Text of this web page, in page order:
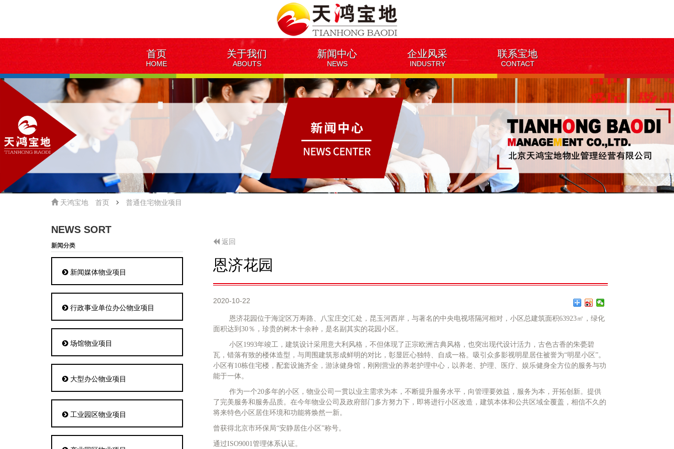
首页
HOME
关于我们
ABOUTS
新闻中心
NEWS
企业风采
INDUSTRY
联系宝地
CONTACT
天鸿宝地 首页 普通住宅物业项目
NEWS SORT
新闻分类
新闻媒体物业项目
行政事业单位办公物业项目
场馆物业项目
大型办公物业项目
工业园区物业项目
返回
恩济花园
2020-10-22
恩济花园位于海淀区万寿路、八宝庄交汇处，昆玉河西岸，与著名的中央电视塔隔河相对，小区总建筑面积63923㎡，绿化
面积达到30％，珍贵的树木十余种，是名副其实的花园小区。
小区1993年竣工，建筑设计采用意大利风格，不但体现了正宗欧洲古典风格，也突出现代设计活力，古色古香的朱甍碧
瓦，错落有致的楼体造型，与周围建筑形成鲜明的对比，彰显匠心独特、自成一格。吸引众多影视明星居住被誉为“明星小区”。
小区有10栋住宅楼，配套设施齐全，游泳健身馆，刚刚营业的养老护理中心，以养老、护理、医疗、娱乐健身全方位的服务与功
能于一体。
作为一个20多年的小区，物业公司一贯以业主需求为本，不断提升服务水平，向管理要效益，服务为本，开拓创新。提供
了完美服务和服务品质。在今年物业公司及政府部门多方努力下，即将进行小区改造，建筑本体和公共区域全覆盖，相信不久的
将来特色小区居住环境和功能将焕然一新。
曾获得北京市环保局“安静居住小区”称号。
通过ISO9001管理体系认证。